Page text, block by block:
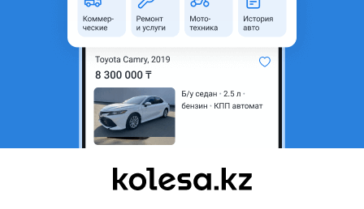
Оригинальность
Оригинал
Возможна рассрочка или
Да
Комментарий продавца
Валюметр Опель Зафира а, 2.2 дизель